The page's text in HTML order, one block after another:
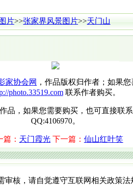
片>>张家界风景图片>>天门山
家协会网 ，作品版权归作者；如果
photo.33519.com联系作者购买。
品，如果您需要购买，也可直接联系
QQ:4106970。
篇： 天门霞光 下一篇： 仙山红叶笑
审核，请自觉遵守互联网相关政策法